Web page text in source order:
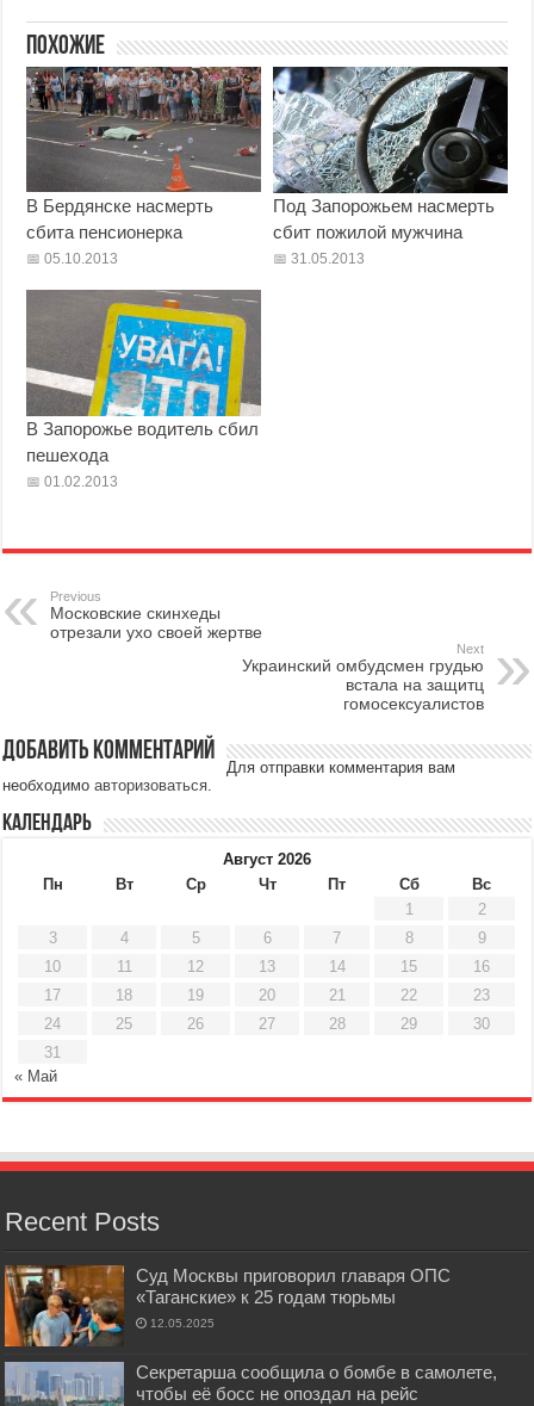
Похожие
В Бердянске насмерть
сбита пенсионерка
05.10.2013
Под Запорожьем насмерть
сбит пожилой мужчина
31.05.2013
В Запорожье водитель сбил
пешехода
01.02.2013
Previous
Московские скинхеды
отрезали ухо своей жертве
Next
Украинский омбудсмен грудью
встала на защитц
гомосексуалистов
Добавить комментарий
Для отправки комментария вам
необходимоавторизоваться.
Календарь
Август 2026
Пн
Вт Ср Чт Пт Сб
Вс
1
2
3
4 5 6 7 8
9
10
11 12 13 14 15
16
17
18 19 20 21 22
23
24
25 26 27 28 29
30
31
« Май
Recent Posts
Суд Москвы приговорил главаря ОПС
«Таганские» к 25 годам тюрьмы
12.05.2025
Секретарша сообщила о бомбе в самолете,
чтобы её босс не опоздал на рейс